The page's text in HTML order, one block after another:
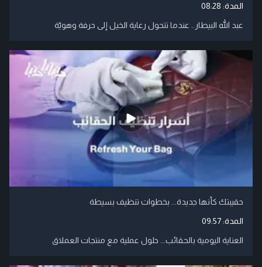
المدة: 08:28
عبد الله البيطار.. عندما تتحول رعاية الخيل إلى حرفة وهويّة
حقيبتك كأنها جديدة... بخطوات تنظيف بسيطة
المدة:09:57
العناية اليومية بالحقائب... حلول عملية مع منتجات العملاق